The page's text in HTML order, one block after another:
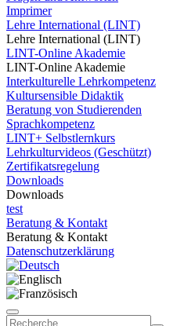
Imprimer
Lehre International (LINT)
Lehre International (LINT)
LINT-Online Akademie
LINT-Online Akademie
Interkulturelle Lehrkompetenz
Kultursensible Didaktik
Beratung von Studierenden
Sprachkompetenz
LINT+ Selbstlernkurs
Lehrkulturvideos (Geschützt)
Zertifikatsregelung
Downloads
Downloads
test
Beratung & Kontakt
Beratung & Kontakt
Datenschutzerklärung